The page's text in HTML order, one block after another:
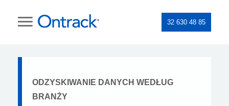
32 630 48 85
ODZYSKIWANIE DANYCH WEDŁUG
BRANŻY